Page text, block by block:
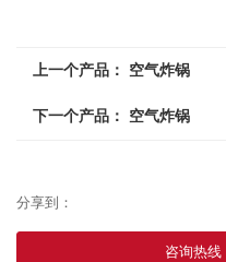
上一个产品： 空气炸锅
下一个产品： 空气炸锅
分享到：
咨询热线